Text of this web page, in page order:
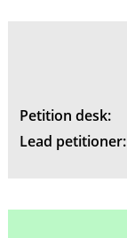
Petition desk:
Lead petitioner: